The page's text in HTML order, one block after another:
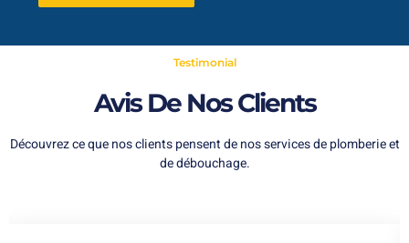
Testimonial
Avis De Nos Clients
Découvrez ce que nos clients pensent de nos services de plomberie et
de débouchage.